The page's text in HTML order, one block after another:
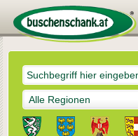
Alle Regionen